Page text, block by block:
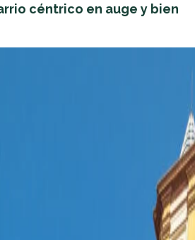
céntrico en auge y bien